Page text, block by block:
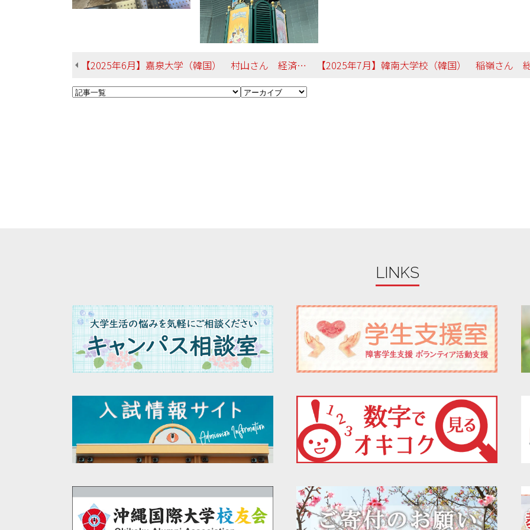
【2025年6月】嘉泉大学（韓国） 村山さん 経済学部 地域環境政策学科
LINKS